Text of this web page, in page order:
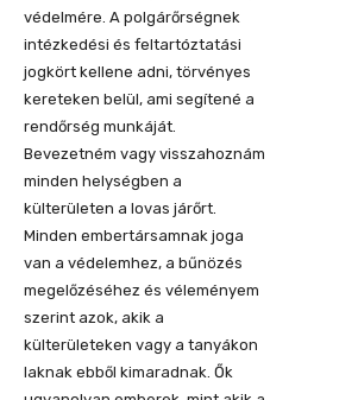
védelmére. A polgárőrségnek
intézkedési és feltartóztatási
jogkört kellene adni, törvényes
kereteken belül, ami segítené a
rendőrség munkáját.
Bevezetném vagy visszahoznám
minden helységben a
külterületen a lovas járőrt.
Minden embertársamnak joga
van a védelemhez, a bűnözés
megelőzéséhez és véleményem
szerint azok, akik a
külterületeken vagy a tanyákon
laknak ebből kimaradnak. Ők